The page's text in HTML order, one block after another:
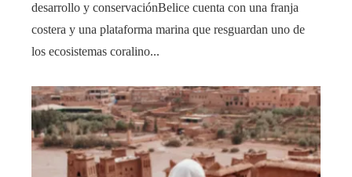
desarrollo y conservaciónBelice cuenta con una franja
costera y una plataforma marina que resguardan uno de
los ecosistemas coralino...